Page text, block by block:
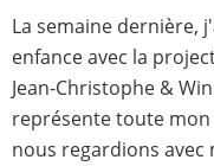
La semaine dernière,
enfance avec la
Jean-Christophe &
représente toute mon
nous regardions avec